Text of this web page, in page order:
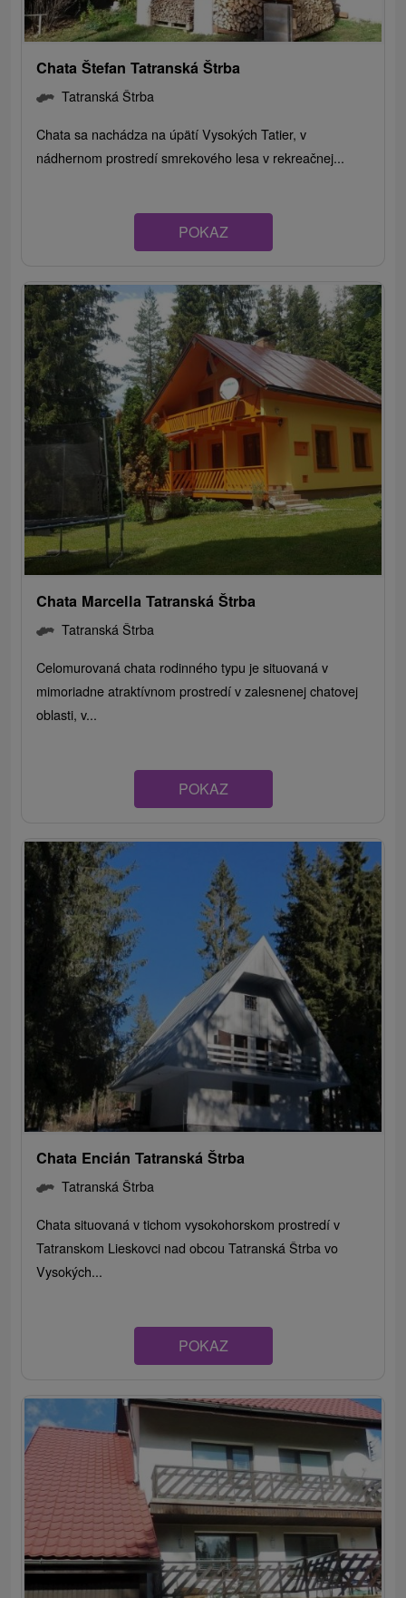
Chata Štefan Tatranská Štrba
Tatranská Štrba
Chata sa nachádza na úpätí Vysokých Tatier, v
nádhernom prostredí smrekového lesa v rekreačnej...
POKAZ
Chata Marcella Tatranská Štrba
Tatranská Štrba
Celomurovaná chata rodinného typu je situovaná v
mimoriadne atraktívnom prostredí v zalesnenej chatovej
oblasti, v...
POKAZ
Chata Encián Tatranská Štrba
Tatranská Štrba
Chata situovaná v tichom vysokohorskom prostredí v
Tatranskom Lieskovci nad obcou Tatranská Štrba vo
Vysokých...
POKAZ